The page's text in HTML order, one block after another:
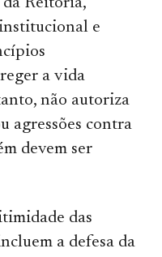
da Reitoria,
e
a vida
não autoriza
agressões contra
devem ser
das
a defesa da